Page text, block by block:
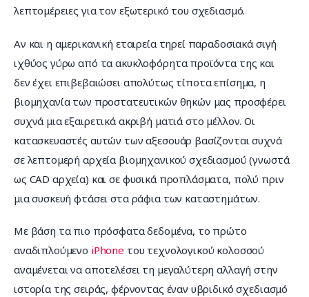
λεπτομέρειες για τον εξωτερικό του σχεδιασμό.
Αν και η αμερικανική εταιρεία τηρεί παραδοσιακά σιγή
ιχθύος γύρω από τα ακυκλοφόρητα προϊόντα της και
δεν έχει επιβεβαιώσει απολύτως τίποτα επίσημα, η
βιομηχανία των προστατευτικών θηκών μας προσφέρει
συχνά μια εξαιρετικά ακριβή ματιά στο μέλλον. Οι
κατασκευαστές αυτών των αξεσουάρ βασίζονται συχνά
σε λεπτομερή αρχεία βιομηχανικού σχεδιασμού (γνωστά
ως CAD αρχεία) και σε φυσικά προπλάσματα, πολύ πριν
μια συσκευή φτάσει στα ράφια των καταστημάτων.
Με βάση τα πιο πρόσφατα δεδομένα, το πρώτο
αναδιπλούμενο iPhone του τεχνολογικού κολοσσού
αναμένεται να αποτελέσει τη μεγαλύτερη αλλαγή στην
ιστορία της σειράς, φέρνοντας έναν υβριδικό σχεδιασμό